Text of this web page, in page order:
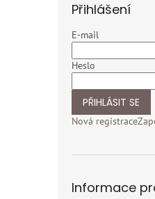
Přihlášení
E-mail
Heslo
PŘIHLÁSIT SE
Nová registrace
Informace